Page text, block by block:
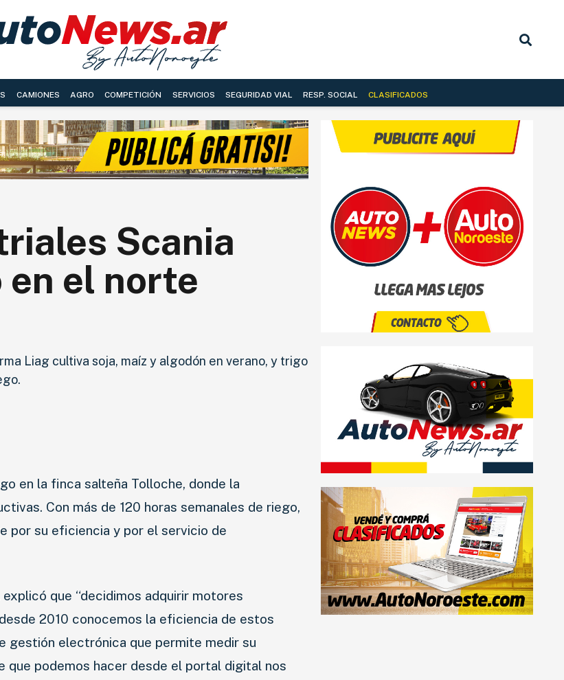
CAMIONES AGRO COMPETICIÓN SERVICIOS SEGURIDAD VIAL RESP. SOCIAL CLASIFICADOS
Scania
el norte
Liag cultiva soja, maíz y algodón en verano, y trigo
en la finca salteña Tolloche, donde la
Con más de 120 horas semanales de riego,
por su eficiencia y por el servicio de
que “decidimos adquirir motores
2010 conocemos la eficiencia de estos
gestión electrónica que permite medir su
podemos hacer desde el portal digital nos